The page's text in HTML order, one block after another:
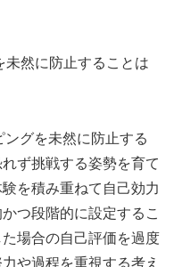
未然に防止することは
グを未然に防止する
ず挑戦する姿勢を育て
を積み重ねて自己効力
つ段階的に設定するこ
場合の自己評価を過度
や過程を重視する考え